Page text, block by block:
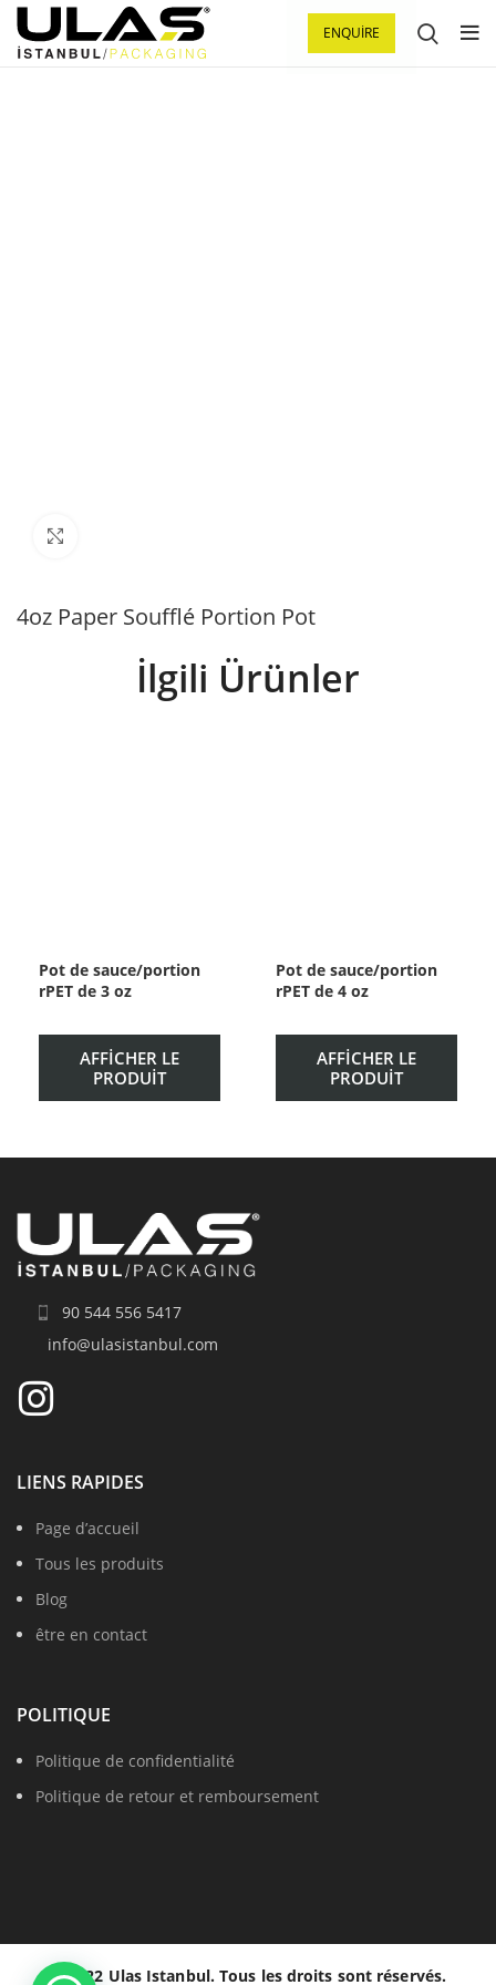
ENQUIRE
4oz Paper Soufflé Portion Pot
İlgili Ürünler
Pot de sauce/portion
rPET de 3 oz
AFFICHER LE
PRODUIT
Pot de sauce/portion
rPET de 4 oz
AFFICHER LE
PRODUIT
90 544 556 5417
info@ulasistanbul.com
LIENS RAPIDES
Page d’accueil
Tous les produits
Blog
être en contact
POLITIQUE
Politique de confidentialité
Politique de retour et remboursement
© 2022 Ulas Istanbul. Tous les droits sont réservés.